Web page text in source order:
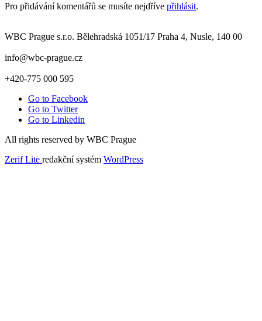
Pro přidávání komentářů se musíte nejdříve přihlásit.
WBC Prague s.r.o. Bělehradská 1051/17 Praha 4, Nusle, 140 00
info@wbc-prague.cz
+420-775 000 595
Go to Facebook
Go to Twitter
Go to Linkedin
All rights reserved by WBC Prague
Zerif Lite redakční systém WordPress